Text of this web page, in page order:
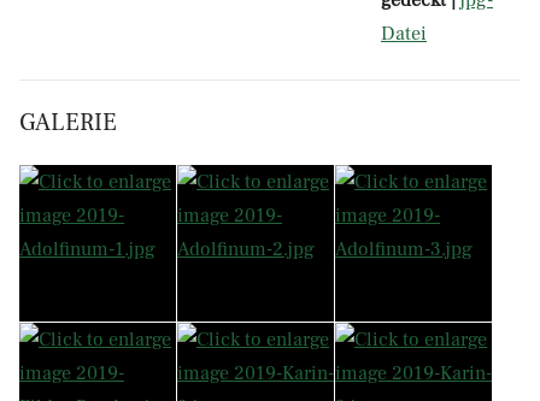
Datei
GALERIE